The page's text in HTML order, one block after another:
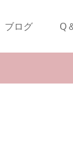
ブログ Q